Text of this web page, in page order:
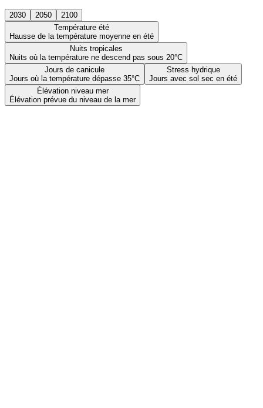
2030 2050
2100
Température été
Hausse de la température moyenne en été
Nuits tropicales
Nuits où la température ne descend pas sous 20°C
Jours de canicule
Jours où la température dépasse 35°C
Stress hydrique
Jours avec sol sec en été
Élévation niveau mer
Élévation prévue du niveau de la mer